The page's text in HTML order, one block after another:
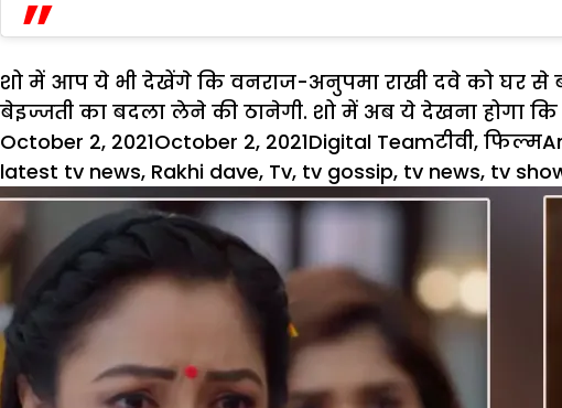
शो में आप ये भी देखेंगे कि वनराज-अनुपमा राखी दवे को घर से
बेइज्जती का बदला लेने की ठानेगी. शो में अब ये देखना होगा
Posted
on
October 2, 2021October 2, 2021Author
Digital TeamCategories
टीवी, फिल्म
latest tv news, Rakhi dave, Tv, tv gossip, tv news, tv